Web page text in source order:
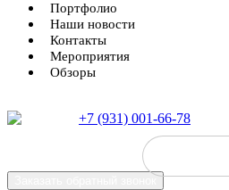
Портфолио
Наши новости
Контакты
Мероприятия
Обзоры
+7 (931) 001-66-78